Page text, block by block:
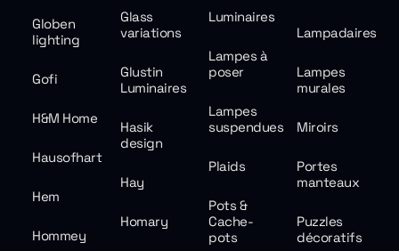
Glass
variations
Globen
lighting
Glustin
Luminaires
Gofi
H&M Home
Hasik
design
Hausofhart
Hay
Hem
Homary
Hommey
Luminaires
Lampadaires
Lampes à
poser
Lampes
murales
Lampes
suspendues
Miroirs
Plaids
Portes
manteaux
Pots &
Cache-
pots
Puzzles
décoratifs